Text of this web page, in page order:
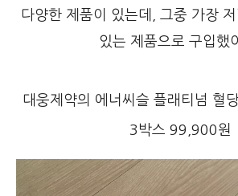
다양한 제품이 있는데, 그중 가장
있는 제품으로 구입했
대웅제약의 에너씨슬 플래티넘 혈
3박스 99,900원